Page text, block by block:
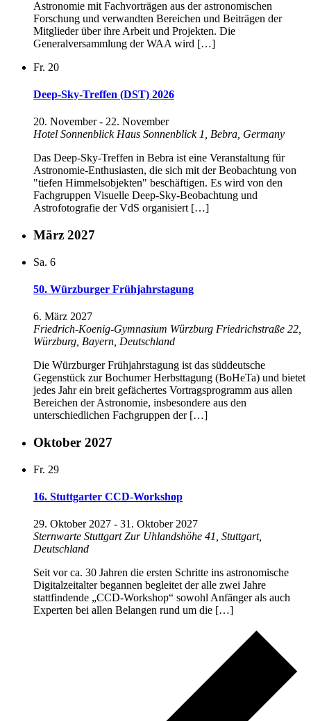
Astronomie mit Fachvorträgen aus der astronomischen
Forschung und verwandten Bereichen und Beiträgen der
Mitglieder über ihre Arbeit und Projekten. Die
Generalversammlung der WAA wird […]
Fr. 20
Deep-Sky-Treffen (DST) 2026
20. November- 22. November
Hotel SonnenblickHaus Sonnenblick 1, Bebra, Germany
Das Deep-Sky-Treffen in Bebra ist eine Veranstaltung für
Astronomie-Enthusiasten, die sich mit der Beobachtung von
"tiefen Himmelsobjekten" beschäftigen. Es wird von den
Fachgruppen Visuelle Deep-Sky-Beobachtung und
Astrofotografie der VdS organisiert […]
März 2027
Sa. 6
50. Würzburger Frühjahrstagung
6. März 2027
Friedrich-Koenig-Gymnasium Würzburg Friedrichstraße 22,
Würzburg, Bayern, Deutschland
Die Würzburger Frühjahrstagung ist das süddeutsche
Gegenstück zur Bochumer Herbsttagung (BoHeTa) und bietet
jedes Jahr ein breit gefächertes Vortragsprogramm aus allen
Bereichen der Astronomie, insbesondere aus den
unterschiedlichen Fachgruppen der […]
Oktober 2027
Fr. 29
16. Stuttgarter CCD-Workshop
29. Oktober 2027 - 31. Oktober 2027
Sternwarte StuttgartZur Uhlandshöhe 41, Stuttgart,
Deutschland
Seit vor ca. 30 Jahren die ersten Schritte ins astronomische
Digitalzeitalter begannen begleitet der alle zwei Jahre
stattfindende „CCD-Workshop“ sowohl Anfänger als auch
Experten bei allen Belangen rund um die […]